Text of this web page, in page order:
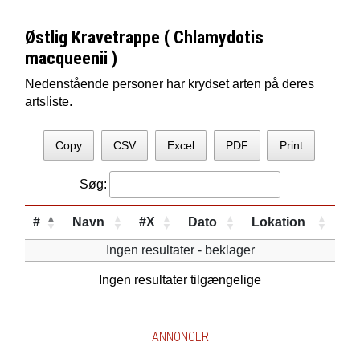
Østlig Kravetrappe ( Chlamydotis
macqueenii )
Nedenstående personer har krydset arten på deres
artsliste.
Copy CSV Excel PDF Print
Søg:
# Navn #X Dato Lokation
Ingen resultater - beklager
Ingen resultater tilgængelige
ANNONCER